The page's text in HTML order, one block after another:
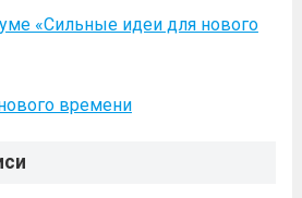
«Сильные идеи для нового
времени